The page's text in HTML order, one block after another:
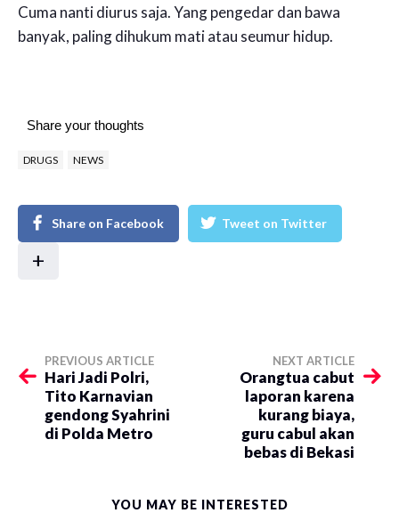
Cuma nanti diurus saja. Yang pengedar dan bawa
banyak, paling dihukum mati atau seumur hidup.
Share your thoughts
DRUGS NEWS
Share on Facebook Tweet on Twitter
+
PREVIOUS ARTICLE
​Hari Jadi Polri,
Tito Karnavian
gendong Syahrini
di Polda Metro
NEXT ARTICLE
​Orangtua cabut
laporan karena
kurang biaya,
guru cabul akan
bebas di Bekasi
YOU MAY BE INTERESTED